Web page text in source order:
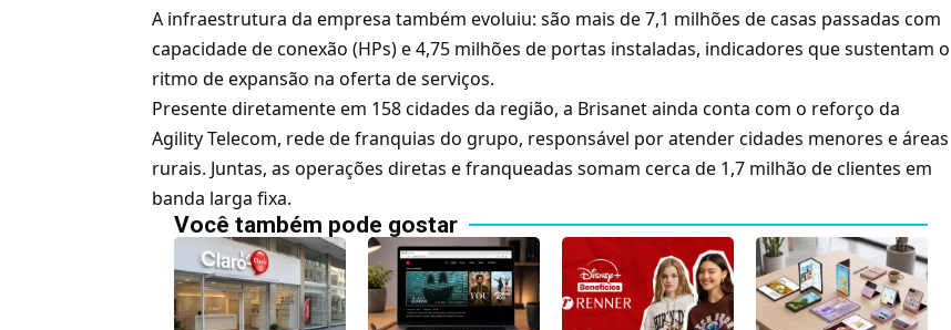
A infraestrutura da empresa também evoluiu: são mais de 7,1 milhões de casas passadas com
capacidade de conexão (HPs) e 4,75 milhões de portas instaladas, indicadores que sustentam o
ritmo de expansão na oferta de serviços.
Presente diretamente em 158 cidades da região, a Brisanet ainda conta com o reforço da
Agility Telecom, rede de franquias do grupo, responsável por atender cidades menores e áreas
rurais. Juntas, as operações diretas e franqueadas somam cerca de 1,7 milhão de clientes em
banda larga fixa.
Você também pode gostar